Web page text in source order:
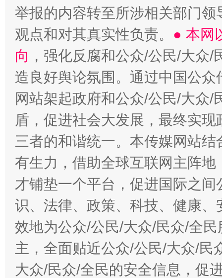
举报的内容转至所涉相关部门
观点和对其真实性负责。 ● 本网
向 ，强化反腐和公众/公民/大众
造良好舆论氛围。通过中国公
网站架起政府和公众/公民/大众
盾，促进社会大发展，最终实
三者的和谐统一。本传媒网站
有生力，借助全球互联网主阵
才铺垫一个平台，促进国际之
识、法律、政策、科技、健康
效地为公众/公民/大众/民众/全
主，全面贴近公众/公民/大众/民
大众/民众/全民的安全信息，促